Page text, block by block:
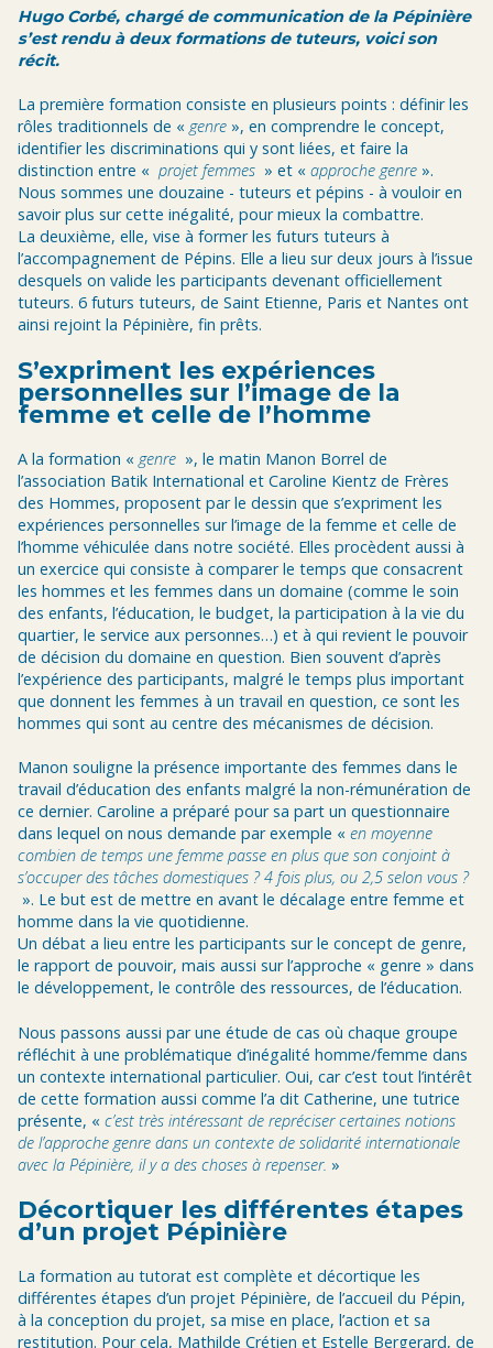
Hugo Corbé, chargé de communication de la Pépinière
s’est rendu à deux formations de tuteurs, voici son
récit.
La première formation consiste en plusieurs points : définir les
rôles traditionnels de « genre », en comprendre le concept,
identifier les discriminations qui y sont liées, et faire la
distinction entre « projet femmes » et « approche genre ».
Nous sommes une douzaine - tuteurs et pépins - à vouloir en
savoir plus sur cette inégalité, pour mieux la combattre.
La deuxième, elle, vise à former les futurs tuteurs à
l’accompagnement de Pépins. Elle a lieu sur deux jours à l’issue
desquels on valide les participants devenant officiellement
tuteurs. 6 futurs tuteurs, de Saint Etienne, Paris et Nantes ont
ainsi rejoint la Pépinière, fin prêts.
S’expriment les expériences
personnelles sur l’image de la
femme et celle de l’homme
A la formation « genre », le matin Manon Borrel de
l’association Batik International et Caroline Kientz de Frères
des Hommes, proposent par le dessin que s’expriment les
expériences personnelles sur l’image de la femme et celle de
l’homme véhiculée dans notre société. Elles procèdent aussi à
un exercice qui consiste à comparer le temps que consacrent
les hommes et les femmes dans un domaine (comme le soin
des enfants, l’éducation, le budget, la participation à la vie du
quartier, le service aux personnes…) et à qui revient le pouvoir
de décision du domaine en question. Bien souvent d’après
l’expérience des participants, malgré le temps plus important
que donnent les femmes à un travail en question, ce sont les
hommes qui sont au centre des mécanismes de décision.
Manon souligne la présence importante des femmes dans le
travail d’éducation des enfants malgré la non-rémunération de
ce dernier. Caroline a préparé pour sa part un questionnaire
dans lequel on nous demande par exemple « en moyenne
combien de temps une femme passe en plus que son conjoint à
s’occuper des tâches domestiques ? 4 fois plus, ou 2,5 selon vous ?
». Le but est de mettre en avant le décalage entre femme et
homme dans la vie quotidienne.
Un débat a lieu entre les participants sur le concept de genre,
le rapport de pouvoir, mais aussi sur l’approche « genre » dans
le développement, le contrôle des ressources, de l’éducation.
Nous passons aussi par une étude de cas où chaque groupe
réfléchit à une problématique d’inégalité homme/femme dans
un contexte international particulier. Oui, car c’est tout l’intérêt
de cette formation aussi comme l’a dit Catherine, une tutrice
présente, « c’est très intéressant de repréciser certaines notions
de l’approche genre dans un contexte de solidarité internationale
avec la Pépinière, il y a des choses à repenser. »
Décortiquer les différentes étapes
d’un projet Pépinière
La formation au tutorat est complète et décortique les
différentes étapes d’un projet Pépinière, de l’accueil du Pépin,
à la conception du projet, sa mise en place, l’action et sa
restitution. Pour cela, Mathilde Crétien et Estelle Bergerard, de